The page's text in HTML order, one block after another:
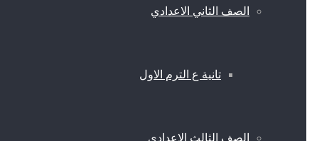
الصف الثاني الاعدادي
تانية ع الترم الاول
الصف الثالث الاعدادي